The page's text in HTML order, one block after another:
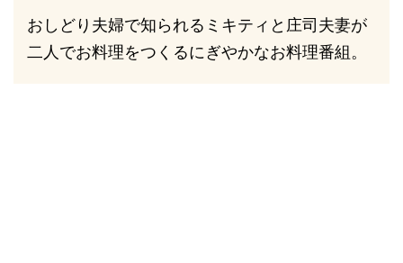
おしどり夫婦で知られるミキティと庄司夫妻が
二人でお料理をつくるにぎやかなお料理番組。